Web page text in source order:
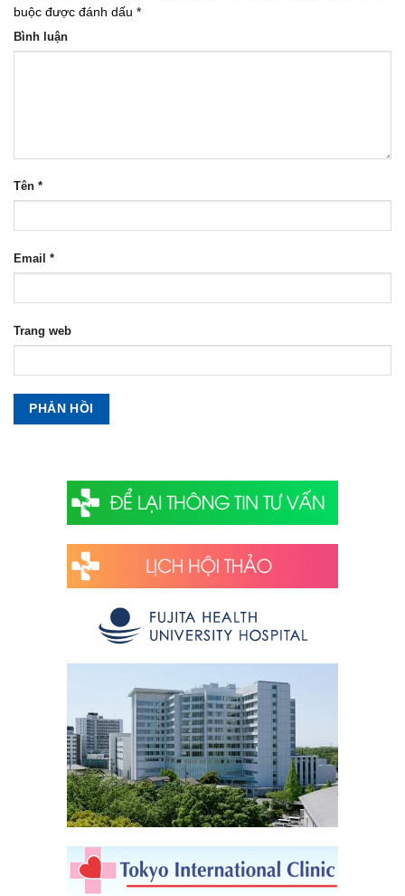
buộc được đánh dấu *
Bình luận
Tên *
Email *
Trang web